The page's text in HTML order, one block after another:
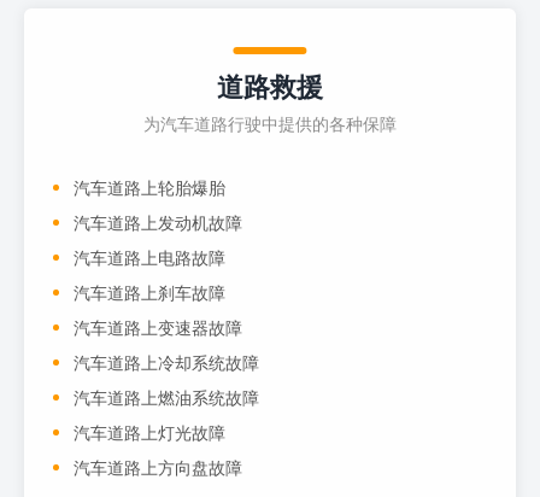
道路救援
为汽车道路行驶中提供的各种保障
汽车道路上轮胎爆胎
汽车道路上发动机故障
汽车道路上电路故障
汽车道路上刹车故障
汽车道路上变速器故障
汽车道路上冷却系统故障
汽车道路上燃油系统故障
汽车道路上灯光故障
汽车道路上方向盘故障